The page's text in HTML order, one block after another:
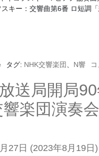
キー：交響曲第6番 ロ短調
タグ: NHK交響楽団 N響
送局開局
楽団演奏会
27日 (2023年8月19日)